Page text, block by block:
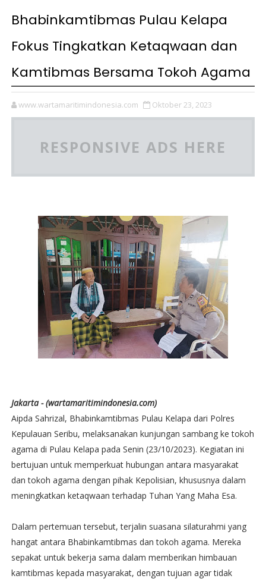
Bhabinkamtibmas Pulau Kelapa
Fokus Tingkatkan Ketaqwaan dan
Kamtibmas Bersama Tokoh Agama
www.wartamaritimindonesia.com Oktober 23, 2023
RESPONSIVE ADS HERE
Jakarta - (wartamaritimindonesia.com)
Aipda Sahrizal, Bhabinkamtibmas Pulau Kelapa dari Polres
Kepulauan Seribu, melaksanakan kunjungan sambang ke tokoh
agama di Pulau Kelapa pada Senin (23/10/2023). Kegiatan ini
bertujuan untuk memperkuat hubungan antara masyarakat
dan tokoh agama dengan pihak Kepolisian, khususnya dalam
meningkatkan ketaqwaan terhadap Tuhan Yang Maha Esa.
Dalam pertemuan tersebut, terjalin suasana silaturahmi yang
hangat antara Bhabinkamtibmas dan tokoh agama. Mereka
sepakat untuk bekerja sama dalam memberikan himbauan
kamtibmas kepada masyarakat, dengan tujuan agar tidak